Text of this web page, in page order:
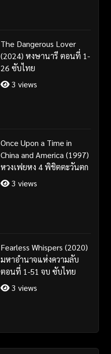
The Dangerous Lover
(2024) หงษานารี ตอนที่ 1-
26 ซับไทย
3 views
Once Upon a Time in
China and America (1997)
หวงเฟยหง 4 พิชิตตะวันตก
3 views
Fearless Whispers (2020)
มหาอำนาจแห่งความลับ
ตอนที่ 1-51 จบ ซับไทย
3 views